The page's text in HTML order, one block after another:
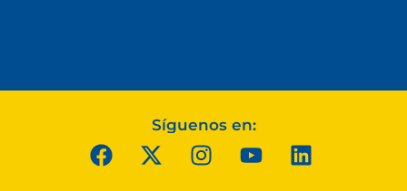
Síguenos en: